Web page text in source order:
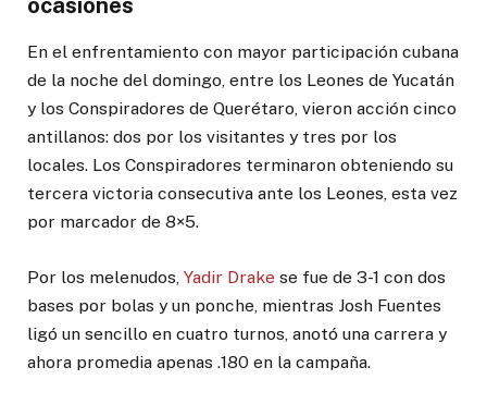
ocasiones
En el enfrentamiento con mayor participación cubana
de la noche del domingo, entre los Leones de Yucatán
y los Conspiradores de Querétaro, vieron acción cinco
antillanos: dos por los visitantes y tres por los
locales. Los Conspiradores terminaron obteniendo su
tercera victoria consecutiva ante los Leones, esta vez
por marcador de 8×5.
Por los melenudos, Yadir Drake se fue de 3-1 con dos
bases por bolas y un ponche, mientras Josh Fuentes
ligó un sencillo en cuatro turnos, anotó una carrera y
ahora promedia apenas .180 en la campaña.